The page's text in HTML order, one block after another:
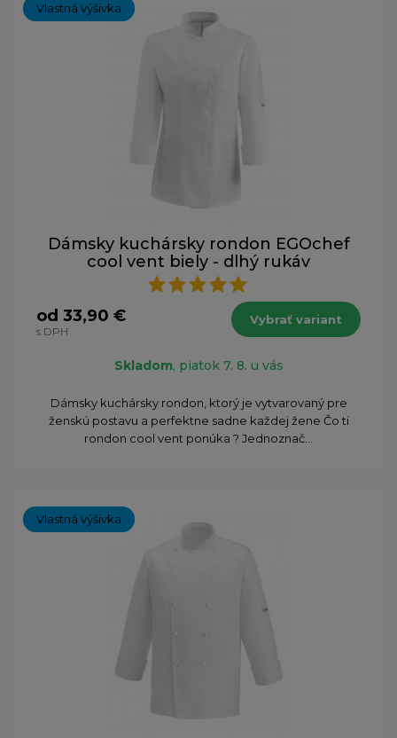
Vlastná výšivka
Dámsky kuchársky rondon EGOchef
cool vent biely - dlhý rukáv
od 33,90 €
s DPH
Vybrať variant
Skladom, piatok 7. 8. u vás
Dámsky kuchársky rondon, ktorý je vytvarovaný pre
ženskú postavu a perfektne sadne každej žene Čo ti
rondon cool vent ponúka ? Jednoznač...
Vlastná výšivka